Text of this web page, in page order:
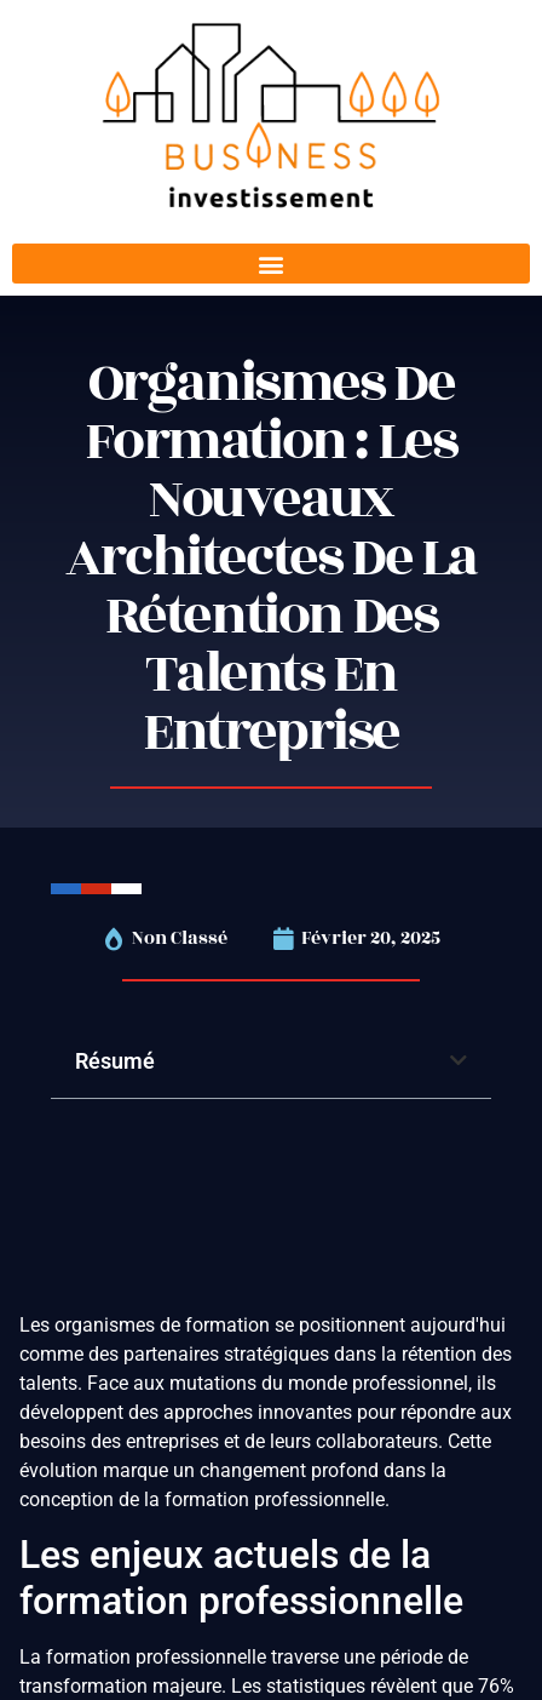
Organismes De
Formation : Les
Nouveaux
Architectes De La
Rétention Des
Talents En
Entreprise
Non Classé Février 20, 2025
Résumé
Les organismes de formation se positionnent aujourd'hui
comme des partenaires stratégiques dans la rétention des
talents. Face aux mutations du monde professionnel, ils
développent des approches innovantes pour répondre aux
besoins des entreprises et de leurs collaborateurs. Cette
évolution marque un changement profond dans la
conception de la formation professionnelle.
Les enjeux actuels de la
formation professionnelle
La formation professionnelle traverse une période de
transformation majeure. Les statistiques révèlent que 76%